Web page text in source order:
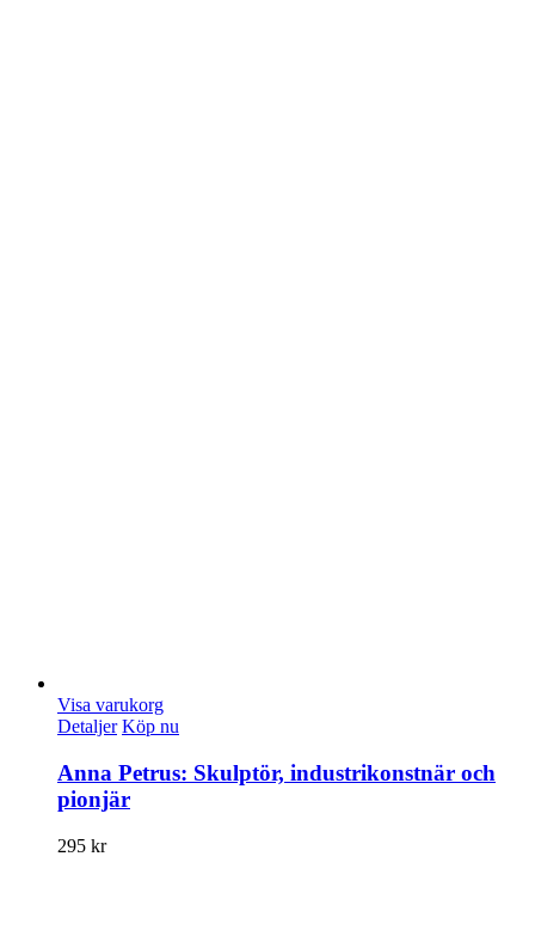
Visa varukorg
Detaljer Köp nu
Anna Petrus: Skulptör, industrikonstnär och
pionjär
295 kr